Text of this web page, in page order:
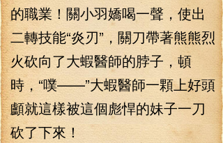
的職業！關小羽嬌喝一聲，使出
二轉技能“炎刃”，關刀帶著熊熊烈
火砍向了大蝦醫師的脖子，頓
時，“噗——”大蝦醫師一顆上好頭
顱就這樣被這個彪悍的妹子一刀
砍了下來！